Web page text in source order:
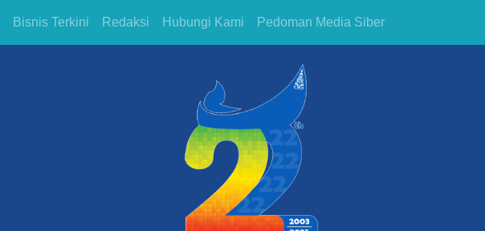
Bisnis Terkini Redaksi Hubungi Kami Pedoman Media Siber